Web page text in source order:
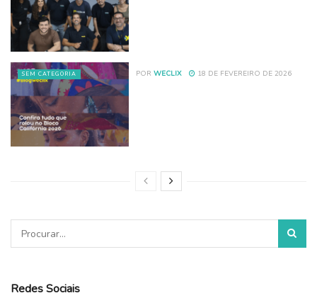
SEM CATEGORIA POR WECLIX 18 DE FEVEREIRO DE 2026
Redes Sociais